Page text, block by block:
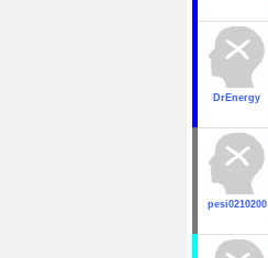
DrEnergy
pesi0210200